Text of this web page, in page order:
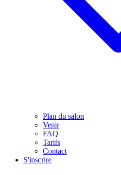
Plan du salon
Venir
FAQ
Tarifs
Contact
S'inscrire